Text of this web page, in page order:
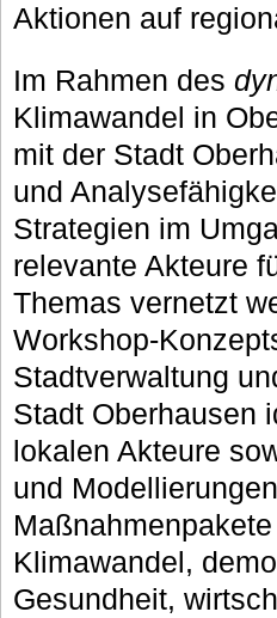
Aktionen auf
Im Rahmen des
Klimawandel in
mit der Stadt
und
Strategien im
relevante Akteure
Themas vernetzt
Workshop-
Stadtverwaltung
Stadt Oberhausen
lokalen Akteure
und
Klimawandel,
Gesundheit,